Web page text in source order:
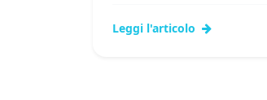
Leggi l'articolo